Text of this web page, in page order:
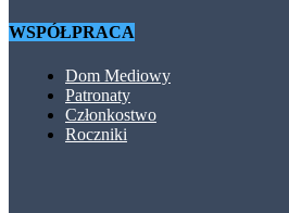
WSPÓŁPRACA
Dom Mediowy
Patronaty
Członkostwo
Roczniki